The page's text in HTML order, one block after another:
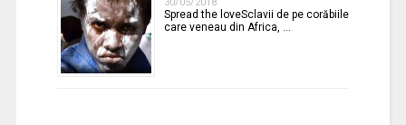
Spread the loveSclavii de pe corăbiile
care veneau din Africa, …